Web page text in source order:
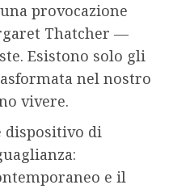
provocazione
Thatcher —
Esistono solo gli
nel nostro
vivere.
dispositivo di
e il